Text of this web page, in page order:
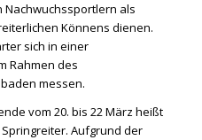
Nachwuchssportlern als
Könnens dienen.
sich in einer
Rahmen des
messen.
vom 20. bis 22 März heißt
Aufgrund der